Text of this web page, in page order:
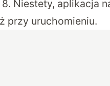
. Niestety, aplikacja
przy uruchomieniu.